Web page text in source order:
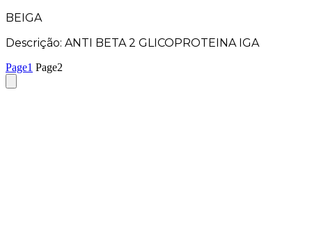
BEIGA
Descrição: ANTI BETA 2 GLICOPROTEINA IGA
Page1 Page2